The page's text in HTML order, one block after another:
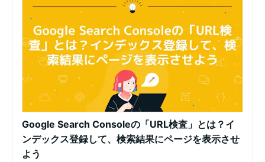
Google Search Consoleの「URL検査」とは？イ
ンデックス登録して、検索結果にページを表示させ
よう